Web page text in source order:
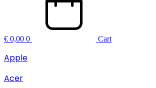
€ 0,00 0 Cart
Apple
Acer